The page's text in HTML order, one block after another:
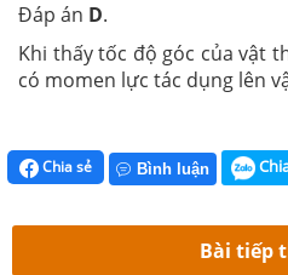
Đáp án D.
Khi thấy tốc độ góc của vật
có momen lực tác dụng lên
Chia sẻ Bình luận
Bài tiếp